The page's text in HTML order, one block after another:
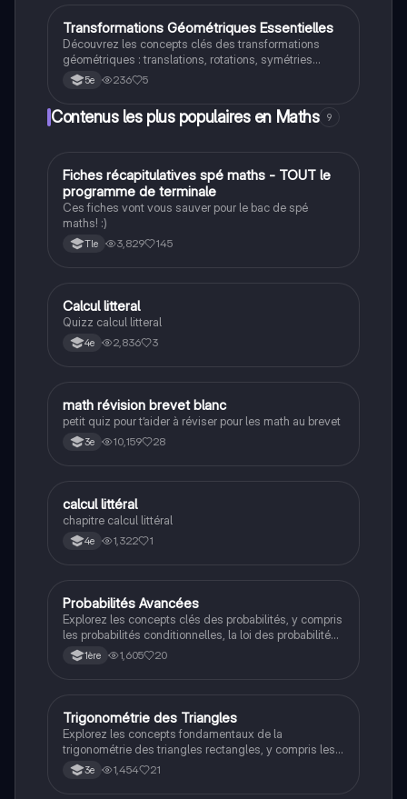
transformations géométriques. Type: résumé.
Maths
Transformations Géométriques Essentielles
Découvrez les concepts clés des transformations
géométriques : translations, rotations, symétries
axiales et centrales. Apprenez à identifier les
éléments nécessaires pour chaque type de
transformation, tels que la direction, le centre et
l'angle. Ce résumé est idéal pour les étudiants en
5e 236 5
Contenus les plus populaires en Maths 9
Maths
Fiches récapitulatives spé maths - TOUT le
programme de terminale
Ces fiches vont vous sauver pour le bac de spé
maths! :)
Tle 3,829 145
CMaths
Calcul litteral
Quizz calcul litteral
4e 2,836 3
MMaths
math révision brevet blanc
petit quiz pour t’aider à réviser pour les math au brevet
3e 10,159 28
CMaths
calcul littéral
chapitre calcul littéral
4e 1,322 1
Maths
Probabilités Avancées
Explorez les concepts clés des probabilités, y compris
les probabilités conditionnelles, la loi des probabilités
totales et les variables aléatoires. Cette fiche de
révision est conçue pour les étudiants de 1ère, offrant
1ère 1,605 20
Maths
Trigonométrie des Triangles
Explorez les concepts fondamentaux de la
trigonométrie des triangles rectangles, y compris les
formules de sinus, cosinus et tangente. Ce résumé
aborde les relations entre les côtés et les angles, ainsi
3e 1,454 21